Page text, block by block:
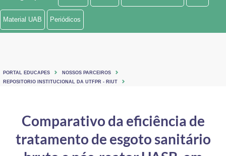
Ministério de Minas e Energia
Ministério do Turismo
Controladoria-Geral da União
Ministério da Mulher, da Família e dos Direitos Humanos
Material UAB Periódicos
PORTAL EDUCAPES
NOSSOS PARCEIROS
REPOSITORIO INSTITUCIONAL DA UTFPR - RIUT
Comparativo da eficiência de
tratamento de esgoto sanitário